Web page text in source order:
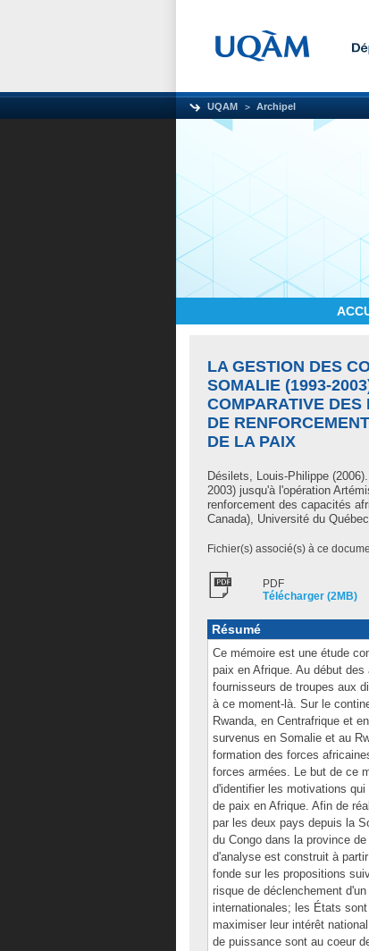
UQAM Archipel
LA GESTION DES
SOMALIE (1993-
COMPARATIVE
DE
DE LA PAIX
Désilets, Louis-Philippe
2003) jusqu'à l'opération
renforcement des capacités
Canada), Université du
Fichier(s) associé(s) à ce
PDF
Télécharger (2MB)
Résumé
Ce mémoire est une étude
paix en Afrique. Au début
fournisseurs de troupes aux
à ce moment-là. Sur le
Rwanda, en Centrafrique et
survenus en Somalie et au
formation des forces
forces armées. Le but de ce
d'identifier les motivations
de paix en Afrique. Afin de
par les deux pays depuis la
du Congo dans la province
d'analyse est construit à
fonde sur les propositions
risque de déclenchement
internationales; les États
maximiser leur intérêt
de puissance sont au coeur